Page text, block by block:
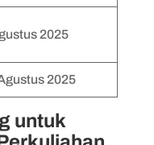
2025
2025
untuk